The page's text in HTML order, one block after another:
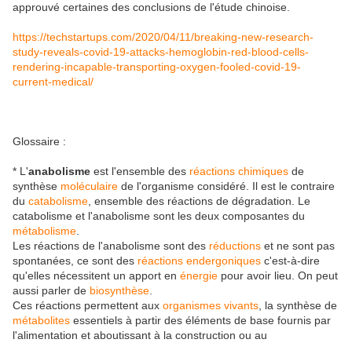
approuvé certaines des conclusions de l'étude chinoise.
https://techstartups.com/2020/04/11/breaking-new-research-
study-reveals-covid-19-attacks-hemoglobin-red-blood-cells-
rendering-incapable-transporting-oxygen-fooled-covid-19-
current-medical/
Glossaire :
* L'anabolisme est l'ensemble des réactions chimiques de
synthèse moléculaire de l'organisme considéré. Il est le contraire
du catabolisme , ensemble des réactions de dégradation. Le
catabolisme et l'anabolisme sont les deux composantes du
métabolisme
Les réactions de l'anabolisme sont des réductions et ne sont pas
spontanées, ce sont des réactions endergoniques c'est-à-dire
qu'elles nécessitent un apport en énergie pour avoir lieu. On peut
aussi parler de biosynthèse
Ces réactions permettent aux organismes vivants , la synthèse de
métabolites essentiels à partir des éléments de base fournis par
l'alimentation et aboutissant à la construction ou au